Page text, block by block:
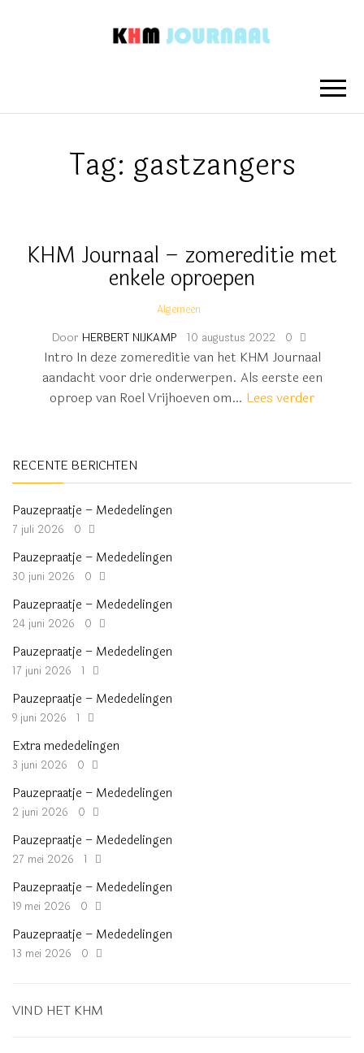
KHM
JOURNAAL
Nieuwsberichten van het Koninklijk
Tag: gastzangers
KHM Journaal – zomereditie met
enkele oproepen
Algemeen
Door HERBERT NIJKAMP 10 augustus 2022 0
Intro In deze zomereditie van het KHM Journaal
aandacht voor drie onderwerpen. Als eerste een
oproep van Roel Vrijhoeven om… Lees verder
RECENTE BERICHTEN
Pauzepraatje – Mededelingen
7 juli 2026 0
Pauzepraatje – Mededelingen
30 juni 2026 0
Pauzepraatje – Mededelingen
24 juni 2026 0
Pauzepraatje – Mededelingen
17 juni 2026 1
Pauzepraatje – Mededelingen
9 juni 2026 1
Extra mededelingen
3 juni 2026 0
Pauzepraatje – Mededelingen
2 juni 2026 0
Pauzepraatje – Mededelingen
27 mei 2026 1
Pauzepraatje – Mededelingen
19 mei 2026 0
Pauzepraatje – Mededelingen
13 mei 2026 0
VIND HET KHM